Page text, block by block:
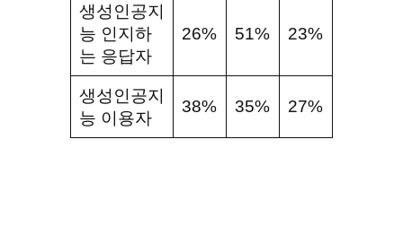
생성인공지
능 인지하
는 응답자
26% 51% 23%
생성인공지
능 이용자
38% 35% 27%